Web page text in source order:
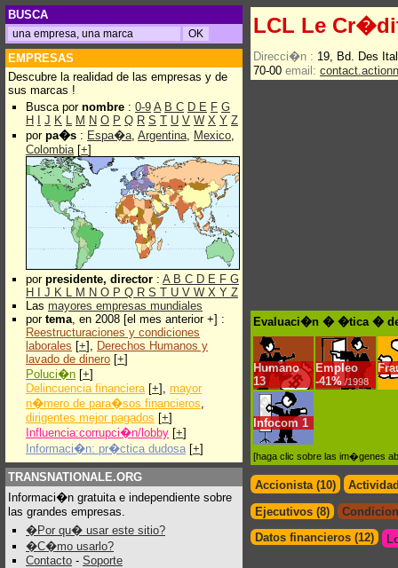
BUSCA
EMPRESAS
Descubre la realidad de las empresas y de
sus marcas !
Busca por nombre : 0-9 A B C D E F G
H
J K L M N O P Q R S T U V W X Y Z
por pa�s : Espa�a, Argentina, Mexico,
Colombia[+]
por presidente, director : A B C D E F G
H
J K L M N O P Q R S T U V W X Y Z
Las mayores empresas mundiales
por tema, en 2008 [el mes anterior +] :
Reestructuraciones y condiciones
laborales [+], Derechos Humanos y
lavado de dinero [+]
Poluci�n [+]
Delincuencia financiera[+], mayor
n�mero de para�sos financieros,
dirigentes mejor pagados [+]
Influencia:corrupci�n/lobby [+]
Informaci�n: pr�ctica dudosa [+]
TRANSNATIONALE.ORG
Informaci�n gratuita e independiente sobre
las grandes empresas.
�Por qu� usar este sitio?
�C�mo usarlo?
Contacto - Soporte
LCL Le
Direcci�n : 19, Bd. Des
70-00 email:
Evaluaci�n � �tica �
Humano
13
Empleo
-41% /1998
Infocom 1
[haga clic sobre las im�genes
Accionista (10)
Ejecutivos (8)
Datos financieros (12)